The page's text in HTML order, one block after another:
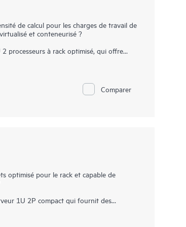
de calcul pour les charges de travail de
et conteneurisé ?
processeurs à rack optimisé, qui offre
2 processeurs.
générations avec jusqu’à 64 cœurs, 8 To
de mémoire accrue et des I/O PCIe Gen5
Comparer
optimisé pour le rack et capable de
1U 2P compact qui fournit des
Doté de processeurs Intel®